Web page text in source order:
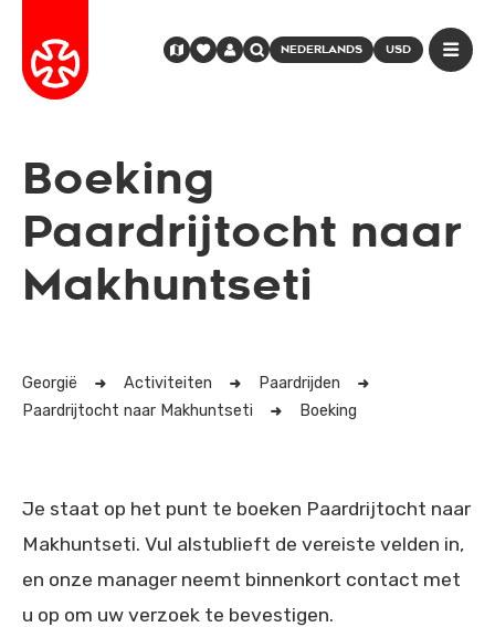
NEDERLANDS USD
Boeking
Paardrijtocht naar
Makhuntseti
Georgië Activiteiten
Paardrijden
Paardrijtocht naar Makhuntseti
Boeking
Je staat op het punt te boeken Paardrijtocht naar
Makhuntseti. Vul alstublieft de vereiste velden in,
en onze manager neemt binnenkort contact met
u op om uw verzoek te bevestigen.